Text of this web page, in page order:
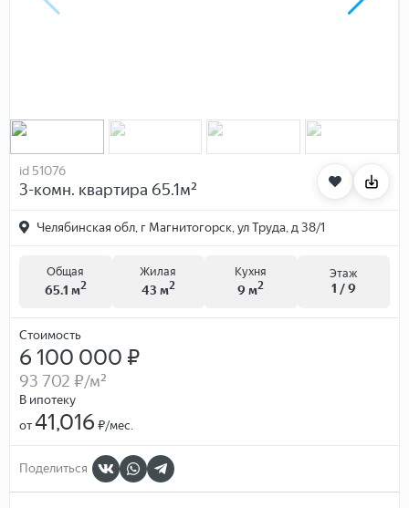
id 51076
3-комн. квартира 65.1м²
Челябинская обл, г Магнитогорск, ул Труда, д 38/1
Общая
65.1 м2
Жилая
43 м2
Кухня
9 м2
Этаж
1 / 9
Стоимость
6 100 000 ₽
93 702 ₽/м²
В ипотеку
от 41,016 ₽/мес.
Поделиться